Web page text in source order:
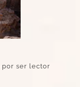
por ser lector